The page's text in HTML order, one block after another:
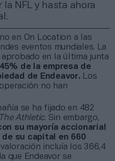
la NFL y hasta ahora
en On Location a las
eventos mundiales. La
en la última junta
de la empresa de
de Endeavor.
Los
no han
se ha fijado en 482
The Athletic. Sin embargo,
su mayoría accionarial
de su capital en 660
valoración incluía los 366,4
que Endeavor se